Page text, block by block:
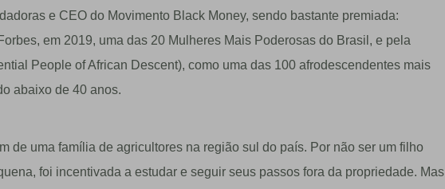
e CEO do Movimento Black Money, sendo bastante premiada:
em 2019, uma das 20 Mulheres Mais Poderosas do Brasil, e pela
People of African Descent), como uma das 100 afrodescendentes mais
abaixo de 40 anos.
de uma família de agricultores na região sul do país. Por não ser um filho
foi incentivada a estudar e seguir seus passos fora da propriedade. Mas